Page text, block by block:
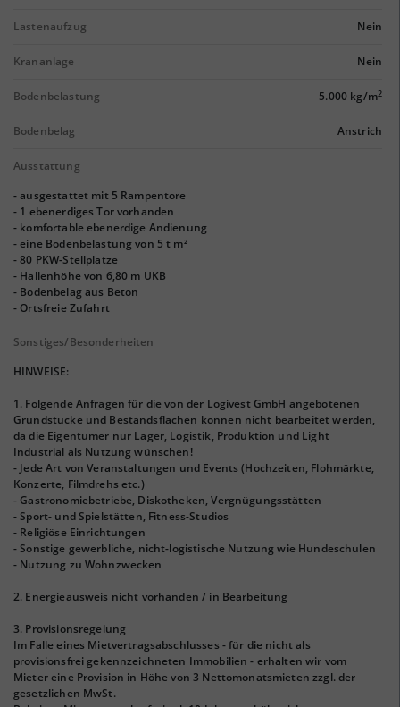
Lastenaufzug Nein
Krananlage Nein
Bodenbelastung 5.000 kg/m2
Bodenbelag Anstrich
Ausstattung
- ausgestattet mit 5 Rampentore
- 1 ebenerdiges Tor vorhanden
- komfortable ebenerdige Andienung
- eine Bodenbelastung von 5 t m²
- 80 PKW-Stellplätze
- Hallenhöhe von 6,80 m UKB
- Bodenbelag aus Beton
- Ortsfreie Zufahrt
Sonstiges/Besonderheiten
HINWEISE:
1. Folgende Anfragen für die von der Logivest GmbH angebotenen
Grundstücke und Bestandsflächen können nicht bearbeitet werden,
da die Eigentümer nur Lager, Logistik, Produktion und Light
Industrial als Nutzung wünschen!
- Jede Art von Veranstaltungen und Events (Hochzeiten, Flohmärkte,
Konzerte, Filmdrehs etc.)
- Gastronomiebetriebe, Diskotheken, Vergnügungsstätten
- Sport- und Spielstätten, Fitness-Studios
- Religiöse Einrichtungen
- Sonstige gewerbliche, nicht-logistische Nutzung wie Hundeschulen
- Nutzung zu Wohnzwecken
2. Energieausweis nicht vorhanden / in Bearbeitung
3. Provisionsregelung
Im Falle eines Mietvertragsabschlusses - für die nicht als
provisionsfrei gekennzeichneten Immobilien - erhalten wir vom
Mieter eine Provision in Höhe von 3 Nettomonatsmieten zzgl. der
gesetzlichen MwSt.